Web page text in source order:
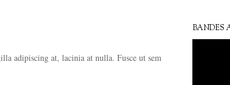
adipiscing at, lacinia at nulla. Fusce ut sem
BANDES